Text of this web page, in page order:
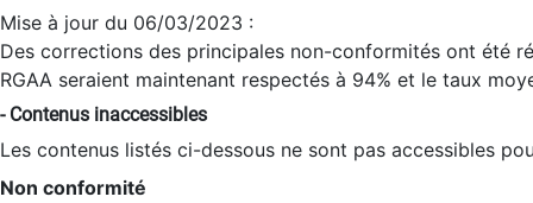
Mise à jour du 06/03/2023 :
Des corrections des principales non-conformités ont été
RGAA seraient maintenant respectés à 94% et le taux
- Contenus inaccessibles
Les contenus listés ci-dessous ne sont pas accessibles
Non conformité